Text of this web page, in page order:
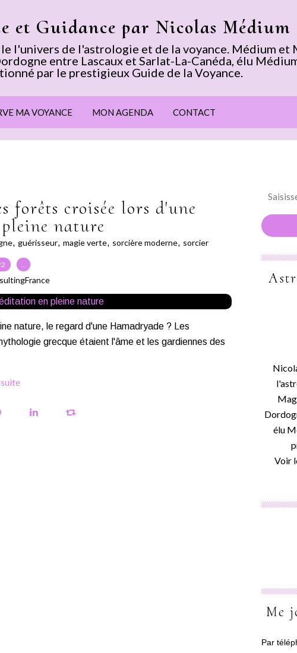
et Guidance par Nicolas Médium
l'univers de l'astrologie et de la voyance. Médium et
entre Lascaux et Sarlat-La-Canéda, élu
par le prestigieux Guide de la Voyance.
MA VOYANCE MON AGENDA CONTACT
forêts croisée lors d'une
nature
, guérisseur, magie verte, sorcière moderne, sorcier
…
nature, le regard d'une Hamadryade ? Les
grecque étaient l'âme et les gardiennes des
élu
Voir
Me
Par